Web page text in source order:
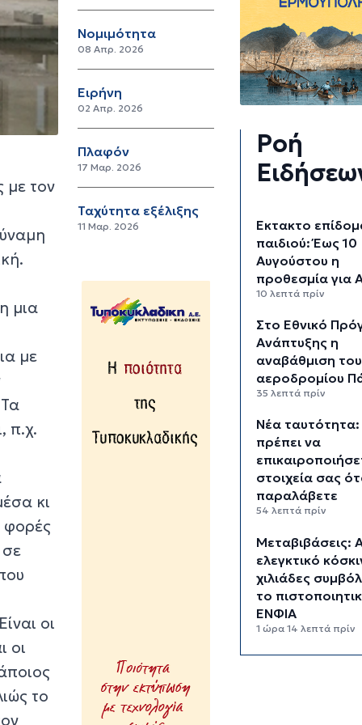
με τον
μια
με
π.χ.
κι
φορές
σε
οι
οι
το
Νομιμότητα
08 Απρ. 2026
Ειρήνη
02 Απρ. 2026
Πλαφόν
17 Μαρ. 2026
Ταχύτητα εξέλιξης
11 Μαρ. 2026
Ροή
Έκτακτο
παιδιού: Έως 10
Αυγούστου η
προθεσμία για
10 λεπτά πρίν
Στο Εθνικό
Ανάπτυξης η
αναβάθμιση του
αεροδρομίου
35 λεπτά πρίν
Νέα
πρέπει να
στοιχεία σας
παραλάβετε
54 λεπτά πρίν
Μεταβιβάσεις:
ελεγκτικό
χιλιάδες
το
ΕΝΦΙΑ
1 ώρα 14 λεπτά πρίν
Συνελήφθη